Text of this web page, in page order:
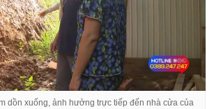
dồn xuống, ảnh hưởng trực tiếp đến nhà cửa của